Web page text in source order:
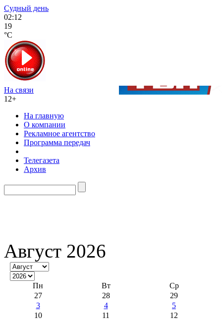
Судный день
02:12
19
°C
На связи
12+
На главную
О компании
Рекламное агентство
Программа передач
Телегазета
Архив
Август 2026
Пн Вт
Ср
27
28
29
3
4
5
10
11
12